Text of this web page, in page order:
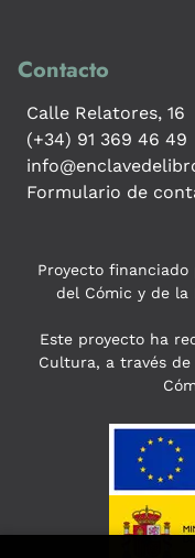
Contacto
Calle Relatores, 16
(+34) 91 369 46 49
Formulario de
Proyecto
del Cómic y de
Este proyecto ha
Cultura, a través